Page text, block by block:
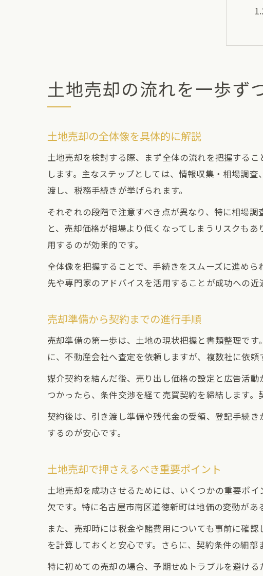
土地売却の流れを一歩ず
土地売却の全体像を具体的に解説
土地売却を検討する際、まず全体の流れを把握する
します。主なステップとしては、情報収集・相場調
渡し、税務手続きが挙げられます。
それぞれの段階で注意すべき点が異なり、特に相場
と、売却価格が相場より低くなってしまうリスクも
用するのが効果的です。
全体像を把握することで、手続きをスムーズに進め
先や専門家のアドバイスを活用することが成功への近
売却準備から契約までの進行手順
売却準備の第一歩は、土地の現状把握と書類整理で
に、不動産会社へ査定を依頼しますが、複数社に依頼
媒介契約を結んだ後、売り出し価格の設定と広告活
つかったら、条件交渉を経て売買契約を締結します
契約後は、引き渡し準備や残代金の受領、登記手続
するのが安心です。
土地売却で押さえるべき重要ポイント
土地売却を成功させるためには、いくつかの重要ポ
欠です。特に名古屋市南区道徳新町は地価の変動が
また、売却時には税金や諸費用についても事前に確
を計算しておくと安心です。さらに、契約条件の細
特に初めての売却の場合、予期せぬトラブルを避け